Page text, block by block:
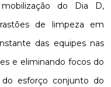
do Dia D,
de limpeza em
das equipes nas
e eliminando focos do
esforço conjunto do